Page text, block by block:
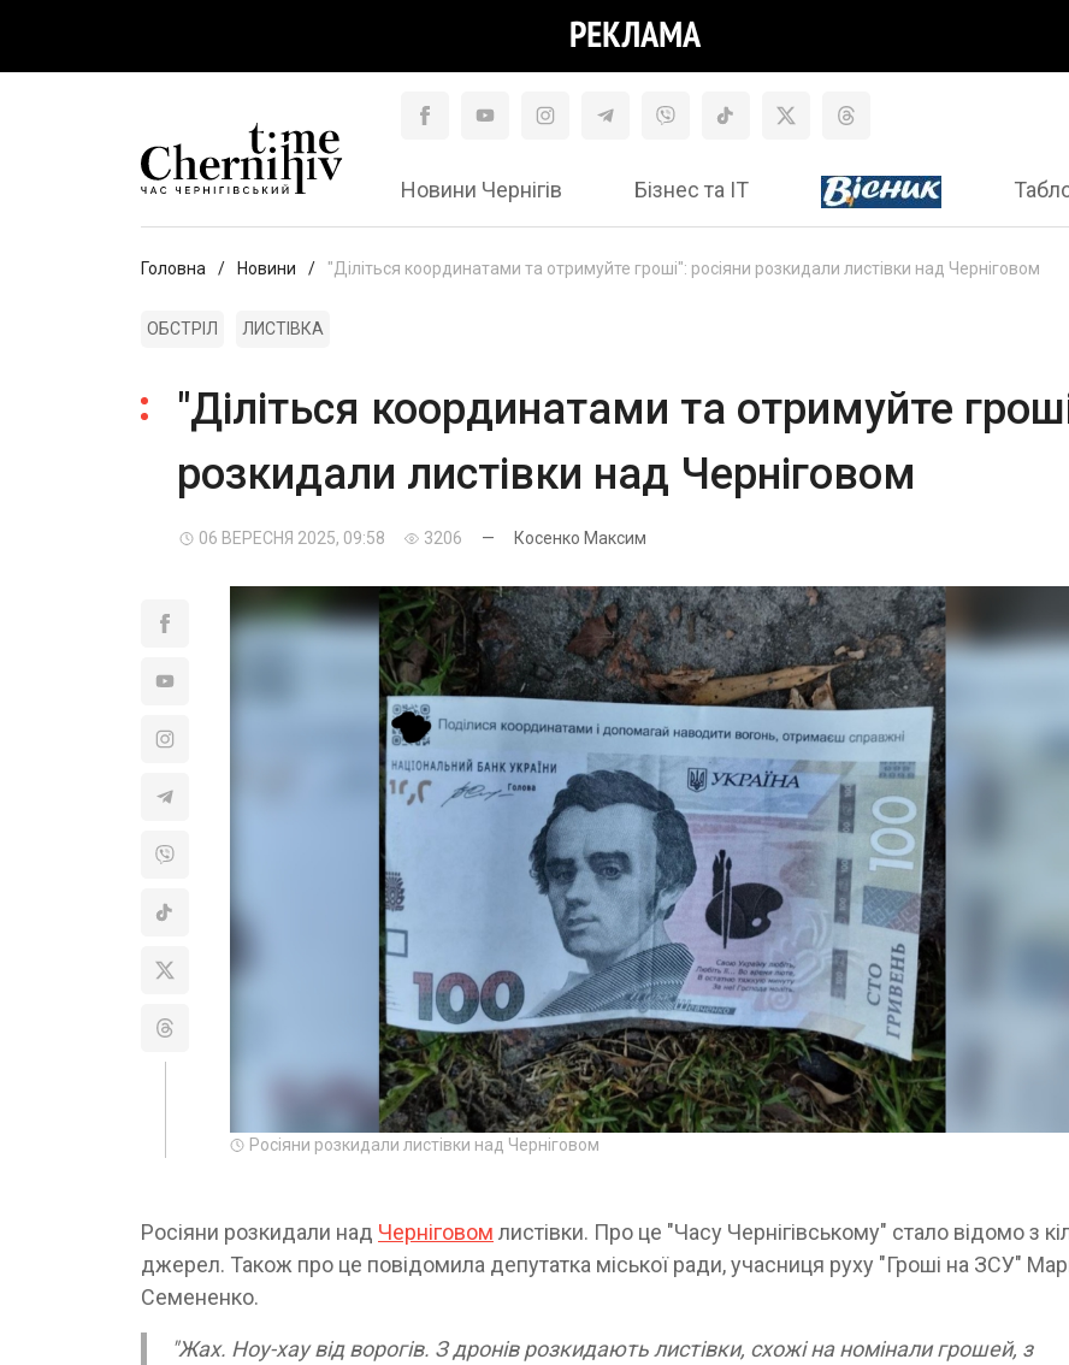
Новини Чернігів Бізнес та ІТ
Головна Новини "Діліться координатами та отримуйте гроші": росіяни розкидали листівки над Черніговом
ОБСТРІЛ ЛИСТІВКА
"Діліться координатами та отримуйте
розкидали листівки над Черніговом
06 ВЕРЕСНЯ 2025, 09:58 3206 — Косенко Максим
Росіяни розкидали листівки над Черніговом
Росіяни розкидали над Черніговом листівки. Про це "Часу Чернігівському" стало відомо з
джерел. Також про це повідомила депутатка міської ради, учасниця руху "Гроші на ЗСУ"
Семененко.
"Жах. Ноу-хау від ворогів. З дронів розкидають листівки, схожі на номінали грошей, з